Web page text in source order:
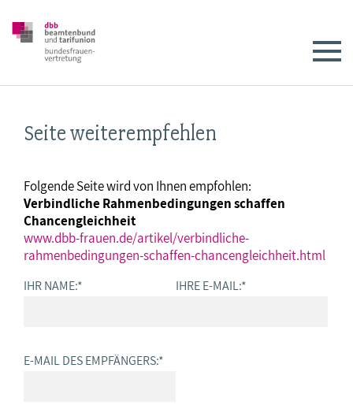
Seite weiterempfehlen
Folgende Seite wird von Ihnen empfohlen:
Verbindliche Rahmenbedingungen schaffen
Chancengleichheit
www.dbb-frauen.de/artikel/verbindliche-
rahmenbedingungen-schaffen-chancengleichheit.html
IHR NAME:* IHRE E-MAIL:*
E-MAIL DES EMPFÄNGERS:*